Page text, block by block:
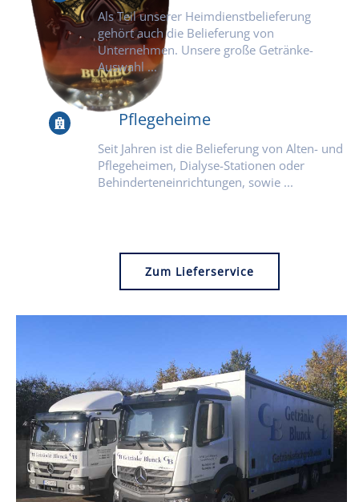
Als Teil unserer Heimdienstbelieferung
gehört auch die Belieferung von
Unternehmen. Unsere große Getränke-
Auswahl ...
Pflegeheime
Seit Jahren ist die Belieferung von Alten- und
Pflegeheimen, Dialyse-Stationen oder
Behinderteneinrichtungen, sowie ...
Zum Lieferservice